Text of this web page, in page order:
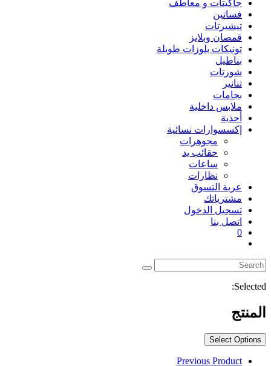
جاكيتات و معاطف
فساتين
تيشيرتات
قمصان وبلايز
تونيكات بلوزات طويلة
بناطيل
شورتات
تنانير
بجامات
ملابس داخلية
أحذية
إكسسوارات نسائية
مجوهرات
حقائب يد
ساعات
نظارات
عربة التسوق
مشترياتك
تسجيل الدخول
اتصل بنا
0
search
Selected:
المنتج
Select Options
Previous Product